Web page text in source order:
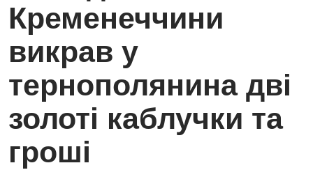
Кременеччини
викрав у
тернополянина дві
золоті каблучки та
гроші